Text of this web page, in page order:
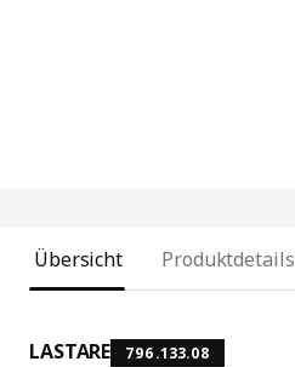
Übersicht Produktdetails
LASTARE 796.133.08